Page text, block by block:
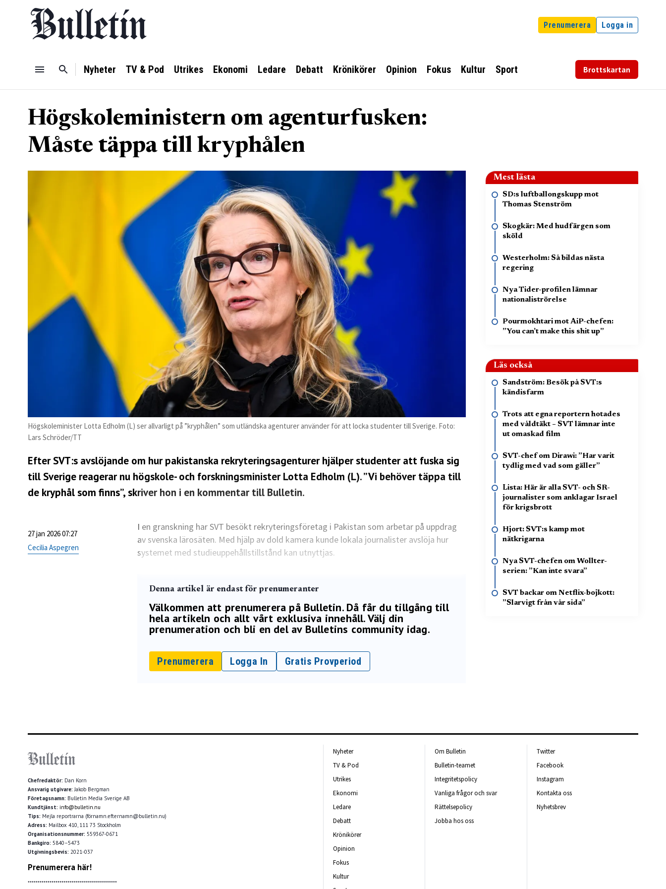
Prenumerera Logga in
Nyheter TV & Pod Utrikes Ekonomi Ledare Debatt Krönikörer Opinion Fokus Kultur Sport Brottskartan
Högskoleministern om agenturfusken:
Måste täppa till kryphålen
Högskoleminister Lotta Edholm (L) ser allvarligt på ”kryphålen” som utländska agenturer använder för att locka studenter till Sverige. Foto:
Lars Schröder/TT
EfterSVT:s avslöjande om hur pakistanska rekryteringsagenturer hjälper studenter att fuska sig
till Sverige reagerar nu högskole- och forskningsminister Lotta Edholm (L). ”Vi behöver täppa till
de kryphål som finns”, skriver hon i en kommentar till Bulletin.
27 jan 2026 07:27
Cecilia Aspegren
I en granskning har SVT besökt rekryteringsföretag i Pakistan som arbetar på uppdrag
av svenska lärosäten. Med hjälp av dold kamera kunde lokala journalister avslöja hur
systemet med studieuppehållstillstånd kan utnyttjas.
Denna artikel är endast för prenumeranter
Välkommen att prenumerera på Bulletin. Då får du tillgång till
hela artikeln och allt vårt exklusiva innehåll. Välj din
prenumeration och bli en del av Bulletins community idag.
Prenumerera Logga In Gratis Provperiod
Mest lästa
SD:s luftballongskupp mot
Thomas Stenström
Skogkär: Med hudfärgen som
sköld
Westerholm: Så bildas nästa
regering
Nya Tider-profilen lämnar
nationaliströrelse
Pourmokhtari mot AiP-chefen:
”You can’t make this shit up”
Läs också
Sandström: Besök på SVT:s
kändisfarm
Trots att egna reportern hotades
med våldtäkt – SVT lämnar inte
ut omaskad film
SVT-chef om Dirawi: ”Har varit
tydlig med vad som gäller”
Lista: Här är alla SVT- och SR-
journalister som anklagar Israel
för krigsbrott
Hjort: SVT:s kamp mot
nätkrigarna
Nya SVT-chefen om Wollter-
serien: ”Kan inte svara”
SVT backar om Netflix-bojkott:
”Slarvigt från vår sida”
Chefredaktör: Dan Korn
Ansvarig utgivare: Jakob Bergman
Företagsnamn: Bulletin Media Sverige AB
Kundtjänst: info@bulletin.nu
Tips: Mejla reportrarna (förnamn.efternamn@bulletin.nu)
Adress: Mailbox 410, 111 73 Stockholm
Organisationsnummer: 559367-0671
Bankgiro: 5840–5473
Utgivningsbevis: 2021-037
Prenumerera här!
*********************************************
Nyheter
TV & Pod
Utrikes
Ekonomi
Ledare
Debatt
Krönikörer
Opinion
Fokus
Kultur
Om Bulletin
Bulletin-teamet
Integritetspolicy
Vanliga frågor och svar
Rättelsepolicy
Jobba hos oss
Twitter
Facebook
Instagram
Kontakta oss
Nyhetsbrev